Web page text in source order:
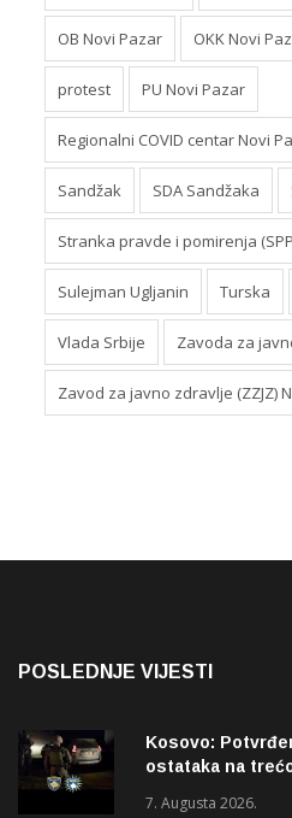
OB Novi Pazar OKK Novi
protest PU Novi Pazar
Regionalni COVID centar Novi
Sandžak SDA Sandžaka
Stranka pravde i pomirenja
Sulejman Ugljanin Turska
Vlada Srbije Zavoda za
Zavod za javno zdravlje (ZZJZ)
POSLEDNJE VIJESTI
Kosovo:
ostataka na
7. Augusta 2026.